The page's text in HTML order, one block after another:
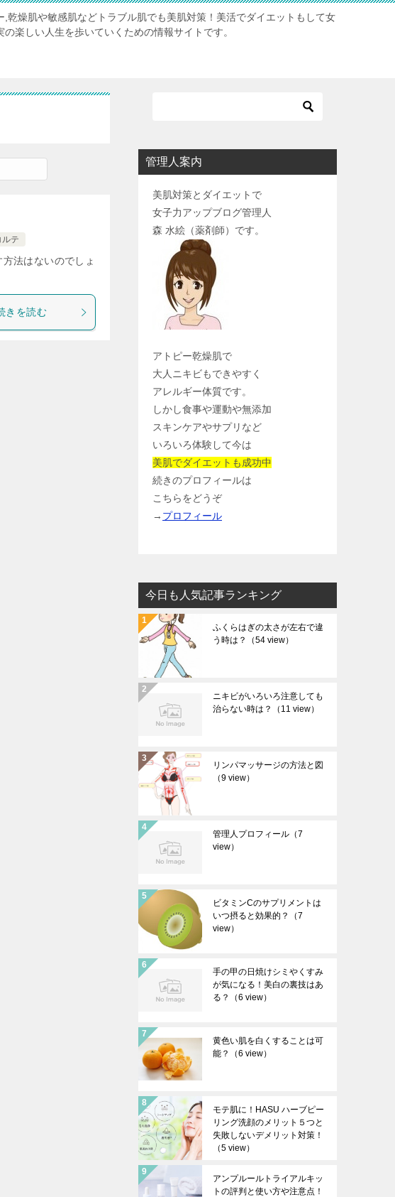
,乾燥肌や敏感肌などトラブル肌でも美肌対策！美活でダイエットもして女
楽しい人生を歩いていくための情報サイトです。
ルテ
法はないのでしょ
きを読む
管理人案内
美肌対策とダイエットで
女子力アップブログ管理人
森 水絵（薬剤師）です。
アトピー乾燥肌で
大人ニキビもできやすく
アレルギー体質です。
しかし食事や運動や無添加
スキンケアやサプリなど
いろいろ体験して今は
美肌でダイエットも成功中
続きのプロフィールは
こちらをどうぞ
→ プロフィール
今日も人気記事ランキング
ふくらはぎの太さが左右で違
う時は？
（54 view）
ニキビがいろいろ注意しても
治らない時は？
（11 view）
リンパマッサージの方法と図
（9 view）
管理人プロフィール （7
view）
ビタミンCのサプリメントは
いつ摂ると効果的？
（7
view）
手の甲の日焼けシミやくすみ
が気になる！美白の裏技はあ
る？
（6 view）
黄色い肌を白くすることは可
能？
（6 view）
モテ肌に！HASU ハーブピー
リング洗顔のメリット５つと
失敗しないデメリット対策！
（5 view）
アンプルールトライアルキッ
トの評判と使い方や注意点！